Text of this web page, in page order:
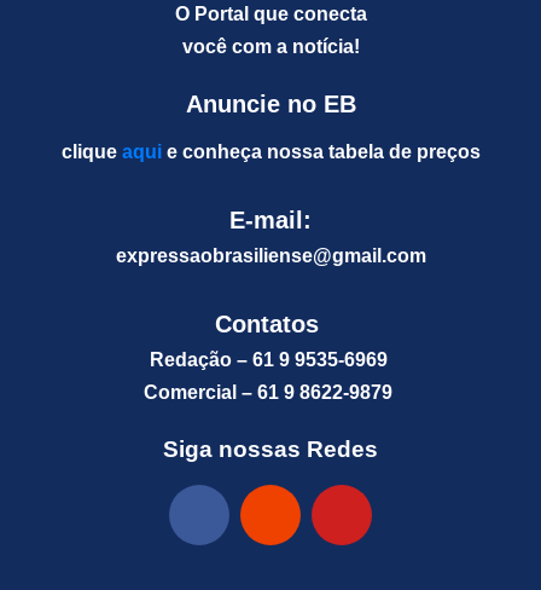
O Portal que conecta
você com a notícia!
Anuncie no EB
clique aquie conheça nossa tabela de preços
E-mail:
expressaobrasiliense@gmail.com
Contatos
Redação – 61 9 9535-6969
Comercial – 61 9 8622-9879
Siga nossas Redes